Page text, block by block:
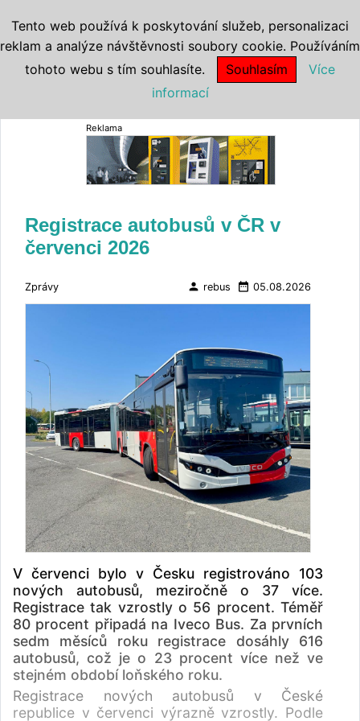
Reklama
Registrace autobusů v ČR v
červenci 2026
Zprávy person rebus date_range 05.08.2026
V červenci bylo v Česku registrováno 103
nových autobusů, meziročně o 37 více.
Registrace tak vzrostly o 56 procent. Téměř
80 procent připadá na Iveco Bus. Za prvních
sedm měsíců roku registrace dosáhly 616
autobusů, což je o 23 procent více než ve
stejném období loňského roku.
Registrace nových autobusů v České
republice v červenci výrazně vzrostly. Podle
Tento web používá k poskytování služeb, personalizaci
reklam a analýze návštěvnosti soubory cookie. Používáním
tohoto webu s tím souhlasíte.
Souhlasím
Více
informací